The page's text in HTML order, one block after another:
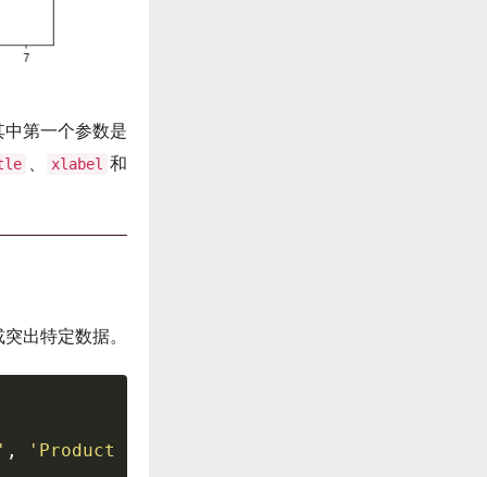
中第一个参数是
、 xlabel 和
出特定数据。
, 'Product D'